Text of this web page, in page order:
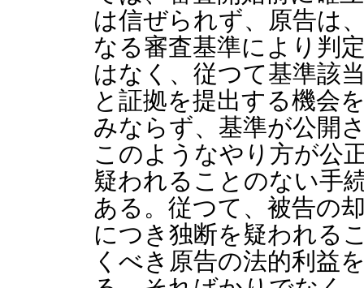
は信ぜられず、原告は
なる審査基準により判
はなく、従つて基準該
と証拠を提出する機会
みならず、基準が公開
このようなやり方が公
疑われることのない手
ある。従つて、被告の
につき独断を疑われる
くべき原告の法的利益